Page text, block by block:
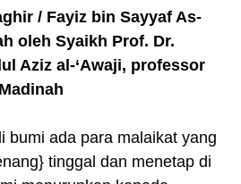
/ Fayiz bin Sayyaf As-
oleh Syaikh Prof. Dr.
Aziz al-‘Awaji, professor
bumi ada para malaikat yang
tinggal dan menetap di